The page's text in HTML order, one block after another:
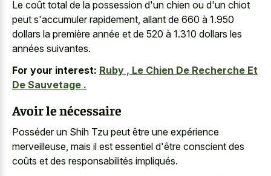
Le coût total de la possession d'un chien ou d'un chiot
peut s'accumuler rapidement, allant de 660 à 1.950
dollars la première année et de 520 à 1.310 dollars les
années suivantes.
For your interest: Ruby , Le Chien De Recherche Et
De Sauvetage .
Avoir le nécessaire
Posséder un Shih Tzu peut être une expérience
merveilleuse, mais il est essentiel d'être conscient des
coûts et des responsabilités impliqués.